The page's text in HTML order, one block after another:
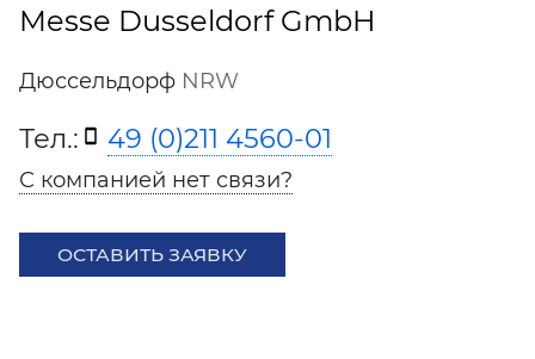
Messe Dusseldorf GmbH
Дюссельдорф NRW
Тел.: 49 (0)211 4560-01
С компанией нет связи?
ОСТАВИТЬ ЗАЯВКУ